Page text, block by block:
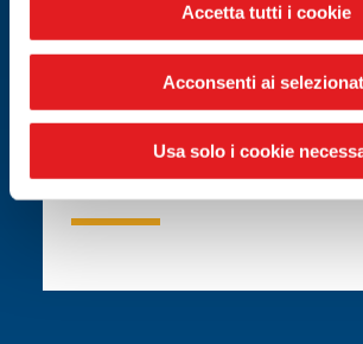
Accetta tutti i cookie
Acconsenti ai
Usa solo i cookie
19.05.2026
CONVENTION 2026 RICAMBISTI